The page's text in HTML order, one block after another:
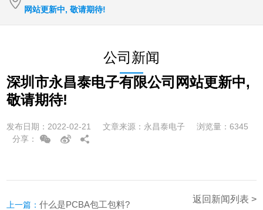
网站更新中, 敬请期待!
公司新闻
深圳市永昌泰电子有限公司网站更新中,
敬请期待!
发布日期：2022-02-21 文章来源：永昌泰电子 浏览量：6345
分享：
上一篇：什么是PCBA包工包料?
返回新闻列表 >